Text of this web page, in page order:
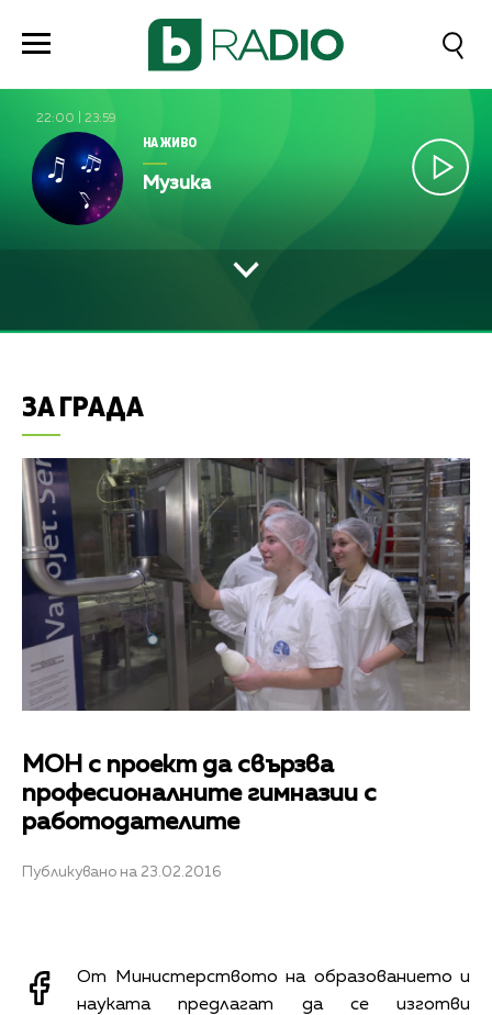
22:00 23:59
НА ЖИВО
Музика
ЗА ГРАДА
МОН с проект да свързва
професионалните гимназии с
работодателите
Публикувано на 23.02.2016
От Министерството на образованието и
науката предлагат да се изготви